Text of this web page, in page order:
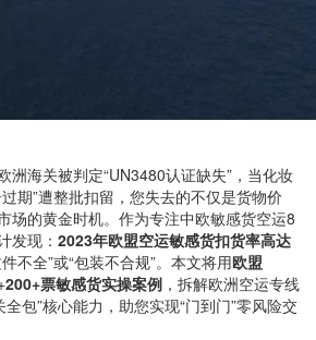
洲海关被判定“UN3480认证缺失”，当化妆
期”遭整批扣留，您失去的不仅是货物价
场的黄金时机。作为专注中欧敏感货空运8
发现： 2023年欧盟空运敏感货扣货率高达
不全”或“包装不合规”。本文将用欧盟
200+票敏感货实操案例 ，拆解欧洲空运专线
包”核心能力，助您实现“门到门”零风险交